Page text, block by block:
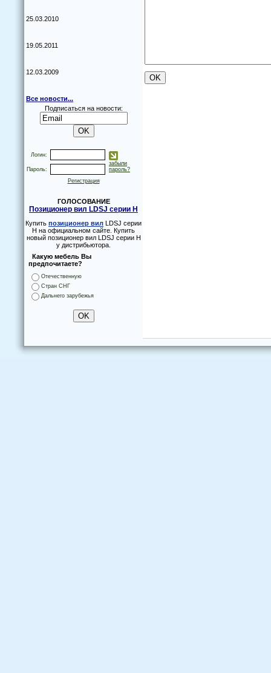
25.03.2010
19.05.2011
12.03.2009
Все новости...
Подписаться на новости:
Логин:
Пароль:
забыли
пароль?
Регистрация
ГОЛОСОВАНИЕ
Позиционер вил LDSJ серии H
Купить позиционер вил LDSJ серии
H на официальном сайте. Купить
новый позиционер вил LDSJ серии H
у дистрибьютора.
Какую мебель Вы
предпочитаете?
Отечественную
Стран СНГ
Дальнего зарубежья